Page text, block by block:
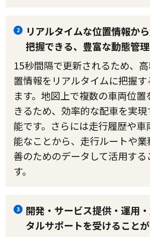
2
リアルタイムな位置情報か
把握できる、豊富な動態管
15秒間隔で更新されるため、
置情報をリアルタイムに把握
ます。地図上で複数の車両位
きるため、効率的な配車を実
能です。さらには走行履歴や
能なことから、走行ルートや
善のためのデータして活用する
す。
3
開発・サービス提供・運用
タルサポートを受けること